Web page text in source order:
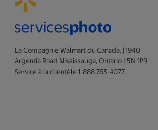
La Compagnie Walmart du Canada. | 1940
Argentia Road Mississauga, Ontario L5N 1P9
Service à la clientèle 1-888-763-4077